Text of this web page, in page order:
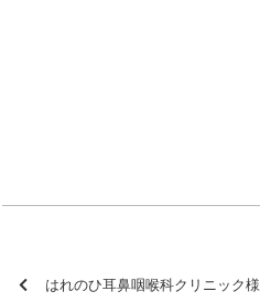
はれのひ耳鼻咽喉科クリニック様